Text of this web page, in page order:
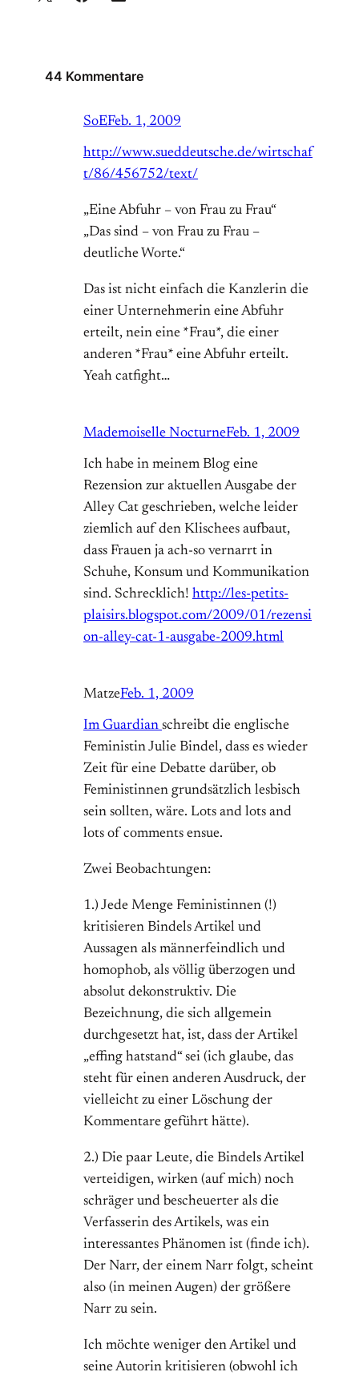
44 Kommentare
SoEFeb. 1, 2009
http://www.sueddeutsche.de/wirtschaf
t/86/456752/text/
„Eine Abfuhr – von Frau zu Frau“
„Das sind – von Frau zu Frau –
deutliche Worte.“
Das ist nicht einfach die Kanzlerin die
einer Unternehmerin eine Abfuhr
erteilt, nein eine *Frau*, die einer
anderen *Frau* eine Abfuhr erteilt.
Yeah catfight…
Mademoiselle NocturneFeb. 1, 2009
Ich habe in meinem Blog eine
Rezension zur aktuellen Ausgabe der
Alley Cat geschrieben, welche leider
ziemlich auf den Klischees aufbaut,
dass Frauen ja ach-so vernarrt in
Schuhe, Konsum und Kommunikation
sind. Schrecklich! http://les-petits-
plaisirs.blogspot.com/2009/01/rezensi
on-alley-cat-1-ausgabe-2009.html
MatzeFeb. 1, 2009
Im Guardian schreibt die englische
Feministin Julie Bindel, dass es wieder
Zeit für eine Debatte darüber, ob
Feministinnen grundsätzlich lesbisch
sein sollten, wäre. Lots and lots and
lots of comments ensue.
Zwei Beobachtungen:
1.) Jede Menge Feministinnen (!)
kritisieren Bindels Artikel und
Aussagen als männerfeindlich und
homophob, als völlig überzogen und
absolut dekonstruktiv. Die
Bezeichnung, die sich allgemein
durchgesetzt hat, ist, dass der Artikel
„effing hatstand“ sei (ich glaube, das
steht für einen anderen Ausdruck, der
vielleicht zu einer Löschung der
Kommentare geführt hätte).
2.) Die paar Leute, die Bindels Artikel
verteidigen, wirken (auf mich) noch
schräger und bescheuerter als die
Verfasserin des Artikels, was ein
interessantes Phänomen ist (finde ich).
Der Narr, der einem Narr folgt, scheint
also (in meinen Augen) der größere
Narr zu sein.
Ich möchte weniger den Artikel und
seine Autorin kritisieren (obwohl ich